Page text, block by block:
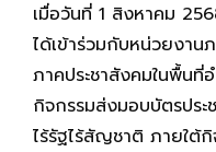
เมื่อวันที่ 1 สิงหาคม
ได้เข้าร่วมกับหน่วยงาน
ภาคประชาสังคมในพื้นที่
กิจกรรมส่งมอบบัตรประ
ไร้รัฐไร้สัญชาติ ภายใต้